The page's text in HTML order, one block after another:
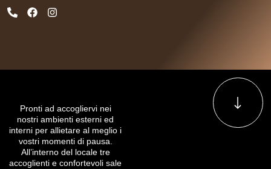
Pronti ad accogliervi nei
nostri ambienti esterni ed
interni per allietare al meglio i
vostri momenti di pausa.
All’interno del locale tre
accoglienti e confortevoli sale